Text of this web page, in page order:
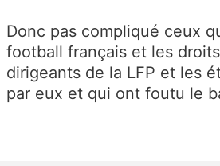
Donc pas compliqué ceux
football français et les
dirigeants de la LFP et les
par eux et qui ont foutu le